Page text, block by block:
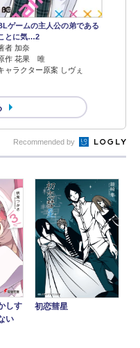
ゲームの主人公の弟である
とに気…2
者 加奈
作 花果 唯
ャラクター原案 しヴぇ
Recommended by
しす
い
初恋彗星